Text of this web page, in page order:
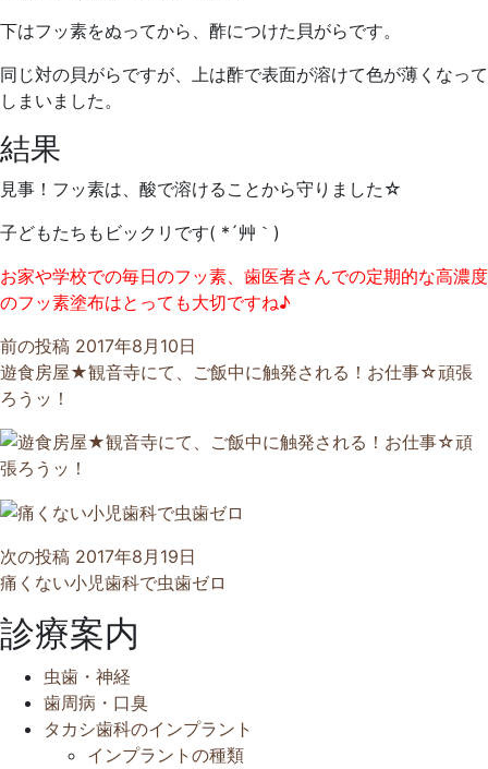
下はフッ素をぬってから、酢につけた貝がらです。
同じ対の貝がらですが、上は酢で表面が溶けて色が薄くなって
しまいました。
結果
見事！フッ素は、酸で溶けることから守りました☆
子どもたちもビックリです( *´艸｀)
お家や学校での毎日のフッ素、歯医者さんでの定期的な高濃度
のフッ素塗布はとっても大切ですね♪
前の投稿 2017年8月10日
遊食房屋★観音寺にて、ご飯中に触発される！お仕事☆頑張
ろうッ！
次の投稿 2017年8月19日
痛くない小児歯科で虫歯ゼロ
診療案内
虫歯・神経
歯周病・口臭
タカシ歯科のインプラント
インプラントの種類